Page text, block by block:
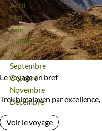
Avril
Mai
Juin
Juillet
Août
Septembre
Octobre
Novembre
Décembre
Ile Maurice Inde
Inde Himalayenne
Irlande
Israël
Japon
Bivouac, sous tente
Standard
Haut de gamme
Type de bateau
Bateaux de croisière
Le voyage en bref
Trek himalayen par
Voir le voyage